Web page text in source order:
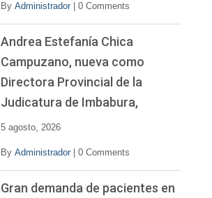
By Administrador 0 Comments
Andrea Estefanía Chica
Campuzano, nueva como
Directora Provincial de la
Judicatura de Imbabura,
5 agosto, 2026
By Administrador 0 Comments
Gran demanda de pacientes en